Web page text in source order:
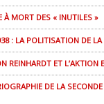
À MORT DES « INUTILES »
: LA POLITISATION DE
REINHARDT ET L’AKTION
DE LA